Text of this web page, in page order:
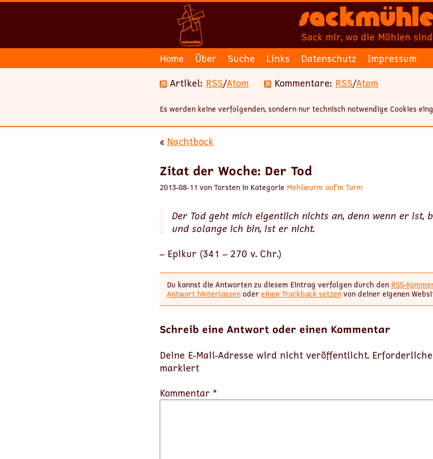
Sack mir, wo die Mühlen sind
Home
Über Suche Links Datenschutz
Impressum
Artikel: RSS/Atom Kommentare: RSS/Atom
Es werden keine verfolgenden, sondern nur technisch notwendige Cookies
« Nachtbock
Zitat der Woche: Der Tod
2013-08-11 von Torsten in Kategorie Mehlwurm auf’m Turm
Der Tod geht mich eigentlich nichts an, denn wenn er ist,
und solange ich bin, ist er nicht.
– Epikur (341 – 270 v. Chr.)
Du kannst die Antworten zu diesem Eintrag verfolgen durch den RSS-
Antwort hinterlassenodereinen Trackback setzenvon deiner eigenen
Schreib eine Antwort oder einen Kommentar
Deine E-Mail-Adresse wird nicht veröffentlicht.
markiert
Kommentar *